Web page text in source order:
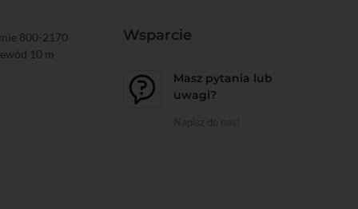
800-2170
10 m
Wsparcie
Masz pytania lub
uwagi?